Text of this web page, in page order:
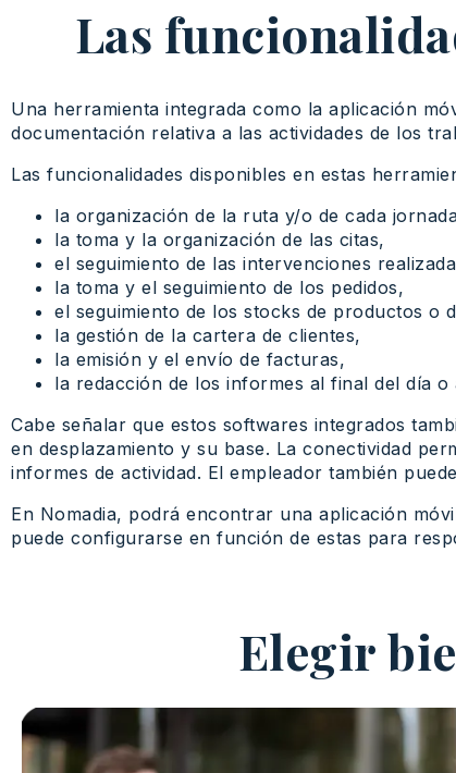
Las
Una herramienta integrada como la aplicación
documentación relativa a las actividades de los
Las funcionalidades disponibles en estas
la organización de la ruta y/o de cada
la toma y la organización de las citas,
el seguimiento de las intervenciones
la toma y el seguimiento de los pedidos,
el seguimiento de los stocks de productos o
la gestión de la cartera de clientes,
la emisión y el envío de facturas,
la redacción de los informes al final del día o
Cabe señalar que estos softwares integrados
en desplazamiento y su base. La conectividad
informes de actividad. El empleador también
En Nomadia, podrá encontrar una aplicación
puede configurarse en función de estas para
Elegir